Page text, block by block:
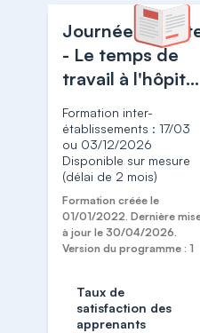
Journée
- Le temps de
travail à l'hôpital
: décompte et
réglementation
Formation inter-
établissements : 17/03
ou 03/12/2026
Disponible sur mesure
(délai de 2 mois)
Formation créée le
01/01/2022. Dernière
à jour le 30/04/2026.
Version du programme : 1
Taux de
satisfaction des
apprenants